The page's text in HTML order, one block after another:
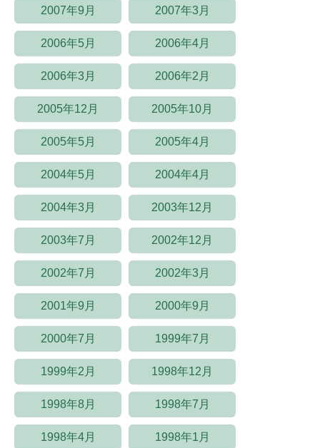
2007年9月 2007年3月
2006年5月 2006年4月
2006年3月 2006年2月
2005年12月 2005年10月
2005年5月 2005年4月
2004年5月 2004年4月
2004年3月 2003年12月
2003年7月 2002年12月
2002年7月 2002年3月
2001年9月 2000年9月
2000年7月 1999年7月
1999年2月 1998年12月
1998年8月 1998年7月
1998年4月 1998年1月